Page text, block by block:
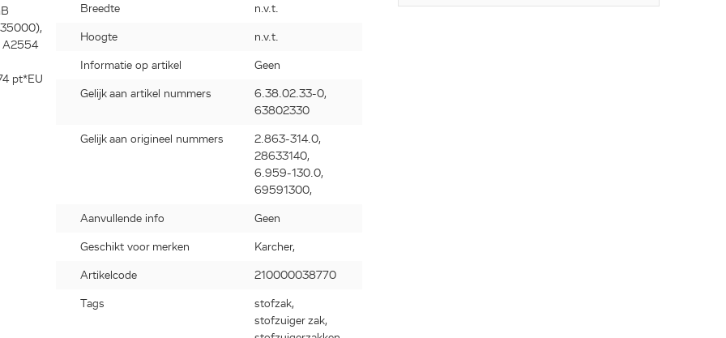
A2554
pt*EU
Breedte n.v.t.
Hoogte n.v.t.
Informatie op artikel Geen
Gelijk aan artikel nummers
6.38.02.33-0,
63802330
Gelijk aan origineel nummers
2.863-314.0,
28633140,
6.959-130.0,
69591300,
Aanvullende info Geen
Geschikt voor merken Karcher,
Artikelcode 210000038770
Tags
stofzak,
stofzuiger zak,